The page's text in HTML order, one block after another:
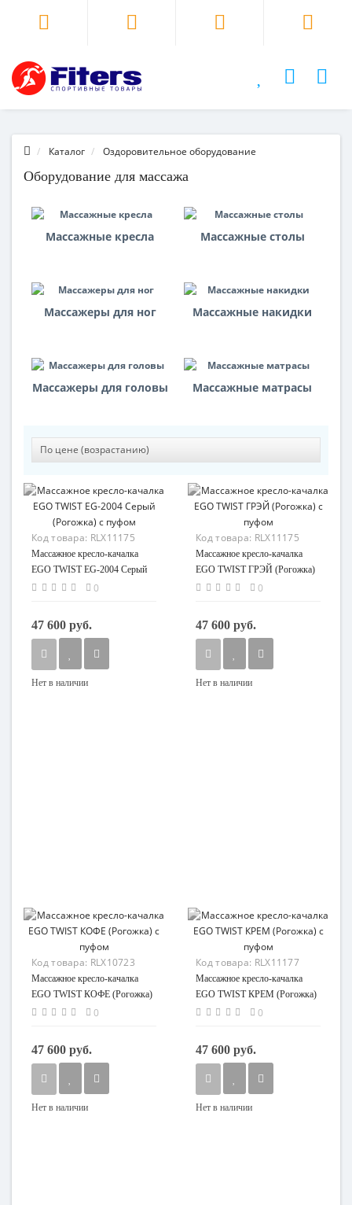
Каталог Оздоровительное оборудование
Оборудование для массажа
Массажные кресла Массажные столы
Массажеры для ног Массажные накидки
Массажеры для головы Массажные матрасы
Код товара: RLX11175
Массажное кресло-качалка
EGO TWIST EG-2004 Серый
(Рогожка) с пуфом
0
47 600 руб.
Нет в наличии
Код товара: RLX11175
Массажное кресло-качалка
EGO TWIST ГРЭЙ (Рогожка)
с пуфом
0
47 600 руб.
Нет в наличии
Код товара: RLX10723
Массажное кресло-качалка
EGO TWIST КОФЕ (Рогожка)
с пуфом
0
47 600 руб.
Нет в наличии
Код товара: RLX11177
Массажное кресло-качалка
EGO TWIST КРЕМ (Рогожка)
с пуфом
0
47 600 руб.
Нет в наличии